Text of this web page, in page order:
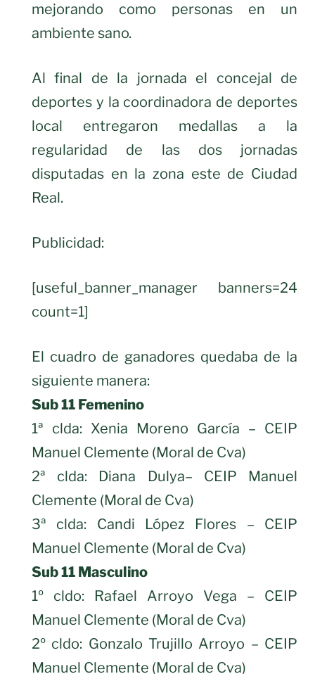
mejorando como personas en un
ambiente sano.
Al final de la jornada el concejal de
deportes y la coordinadora de deportes
local entregaron medallas a la
regularidad de las dos jornadas
disputadas en la zona este de Ciudad
Real.
Publicidad:
[useful_banner_manager banners=24
count=1]
El cuadro de ganadores quedaba de la
siguiente manera:
Sub 11 Femenino
1ª clda: Xenia Moreno García – CEIP
Manuel Clemente (Moral de Cva)
2ª clda: Diana Dulya– CEIP Manuel
Clemente (Moral de Cva)
3ª clda: Candi López Flores – CEIP
Manuel Clemente (Moral de Cva)
Sub 11 Masculino
1º cldo: Rafael Arroyo Vega – CEIP
Manuel Clemente (Moral de Cva)
2º cldo: Gonzalo Trujillo Arroyo – CEIP
Manuel Clemente (Moral de Cva)